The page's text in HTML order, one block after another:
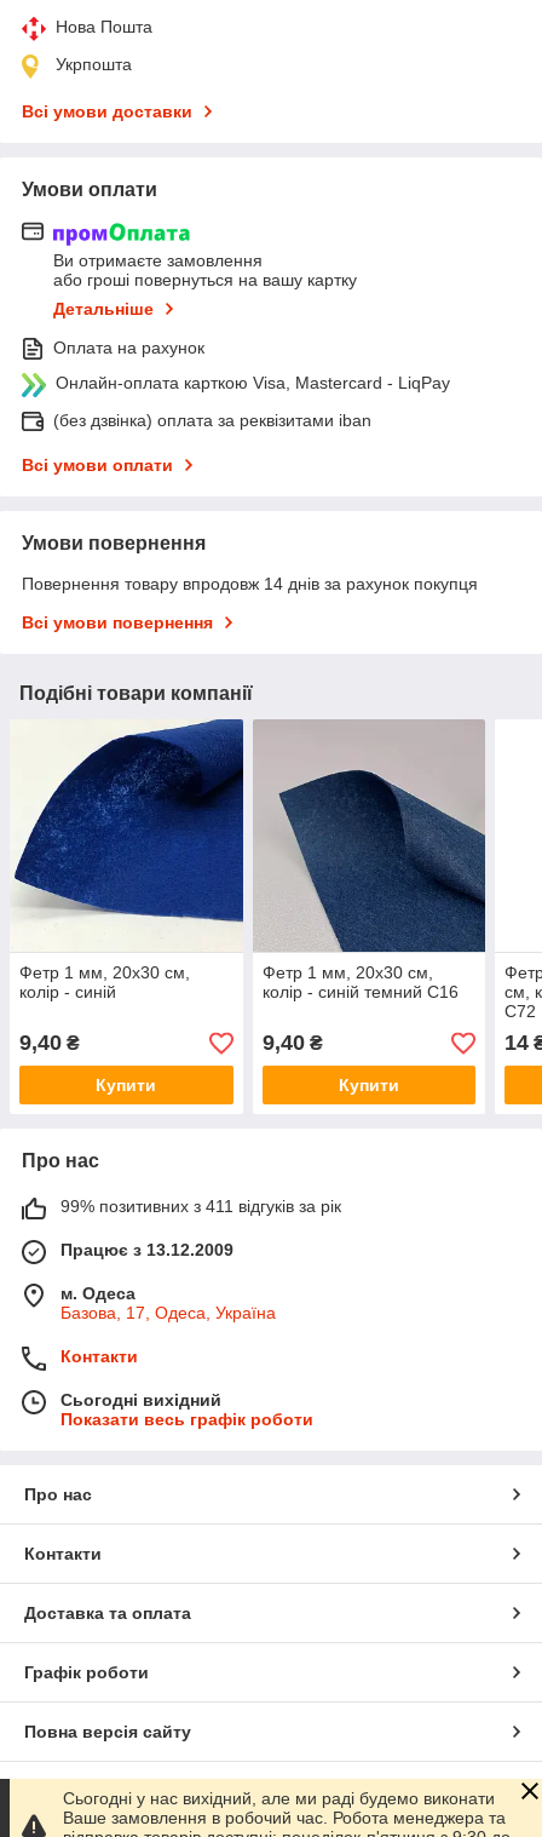
Нова Пошта
Укрпошта
Всі умови доставки
Умови оплати
Ви отримаєте замовлення
або гроші повернуться на вашу картку
Детальніше
Оплата на рахунок
Онлайн-оплата карткою Visa, Mastercard - LiqPay
(без дзвінка) оплата за реквізитами iban
Всі умови оплати
Умови повернення
Повернення товару впродовж 14 днів за рахунок покупця
Всі умови повернення
Подібні товари компанії
Фетр 1 мм, 20х30 см,
колір - синій
9,40 ₴
Купити
Фетр 1 мм, 20х30 см,
колір - синій темний С16
9,40₴
Купити
см,
С72
14
Про нас
99% позитивних з 411 відгуків за рік
Працює з 13.12.2009
м. Одеса
Базова, 17, Одеса, Україна
Контакти
Сьогодні вихідний
Показати весь графік роботи
Про нас
Контакти
Доставка та оплата
Графік роботи
Повна версія сайту
Сайт створено на маркетплейсіProm.ua
Сьогодні у нас вихідний, але ми раді будемо виконати
Ваше замовлення в робочий час. Робота менеджера та